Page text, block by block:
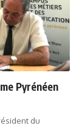
Pyrénéen
du